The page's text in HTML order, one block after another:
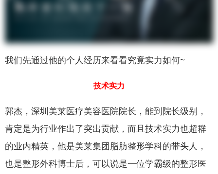
我们先通过他的个人经历来看看究竟实力如何~
技术实力
郭杰，深圳美莱医疗美容医院院长，能到院长级别，
肯定是为行业作出了突出贡献，而且技术实力也超群
的业内精英，他是美莱集团脂肪整形学科的带头人，
也是整形外科博士后，可以说是一位学霸级的整形医